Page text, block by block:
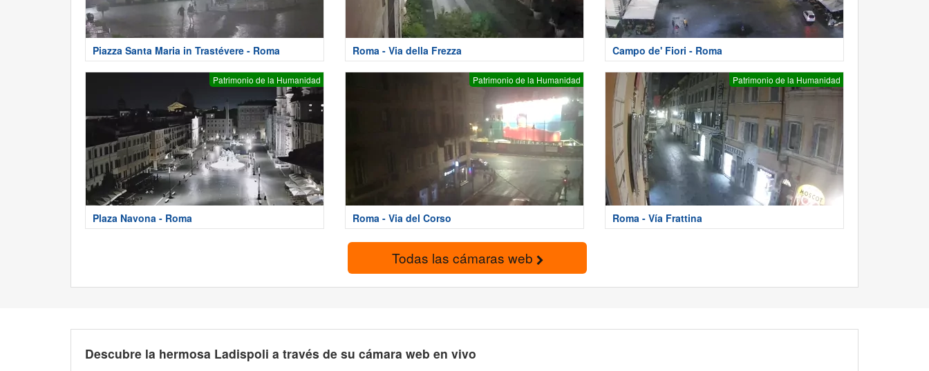
Piazza Santa Maria in Trastévere - Roma Roma - Via della Frezza Campo de' Fiori - Roma
Patrimonio de la Humanidad
Plaza Navona - Roma
Patrimonio de la Humanidad
Roma - Via del Corso
Patrimonio de la Humanidad
Roma - Vía Frattina
Todas las cámaras web
Descubre la hermosa Ladispoli a través de su cámara web en vivo